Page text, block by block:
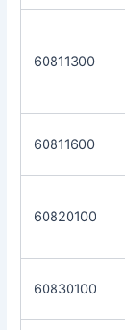
60811300
60811600
60820100
60830100